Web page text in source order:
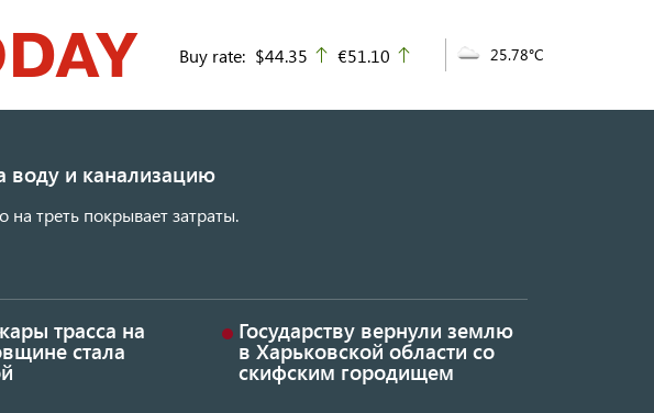
Buy rate: $44.35 up
€51.10 25.78°C
воду и канализацию
на треть покрывает затраты.
трасса на
стала
Государству вернули землю
в Харьковской области со
скифским городищем